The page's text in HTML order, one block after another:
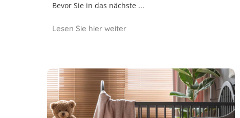
Bevor Sie in das nächste ...
Lesen Sie hier weiter